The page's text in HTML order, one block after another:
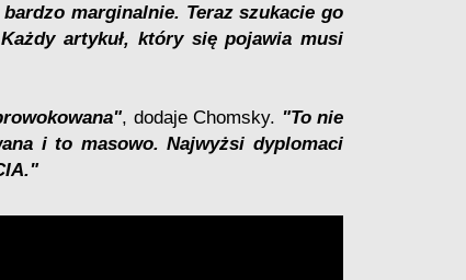
marginalnie. Teraz szukacie go
artykuł, który się pojawia musi
, dodaje Chomsky. "To nie
i to masowo. Najwyżsi dyplomaci